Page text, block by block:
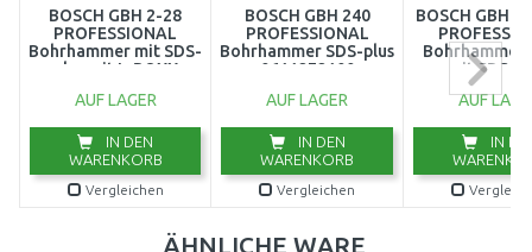
BOSCH GBH 2-28
PROFESSIONAL
Bohrhammer mit SDS-
plus mit L-BOXX
AUF LAGER
IN DEN
WARENKORB
Vergleichen
BOSCH GBH 240
PROFESSIONAL
Bohrhammer SDS-plus
0611272100
AUF LAGER
IN DEN
WARENKORB
Vergleichen
BOSCH GBH
Bohrhammer
mit SDS-
AUF
IN
ÄHNLICHE WARE